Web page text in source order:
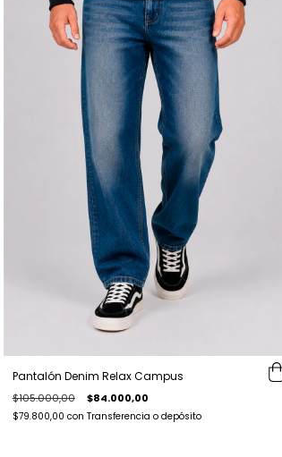
Pantalón Denim Relax Campus
$105.000,00 $84.000,00
$79.800,00 con Transferencia o depósito